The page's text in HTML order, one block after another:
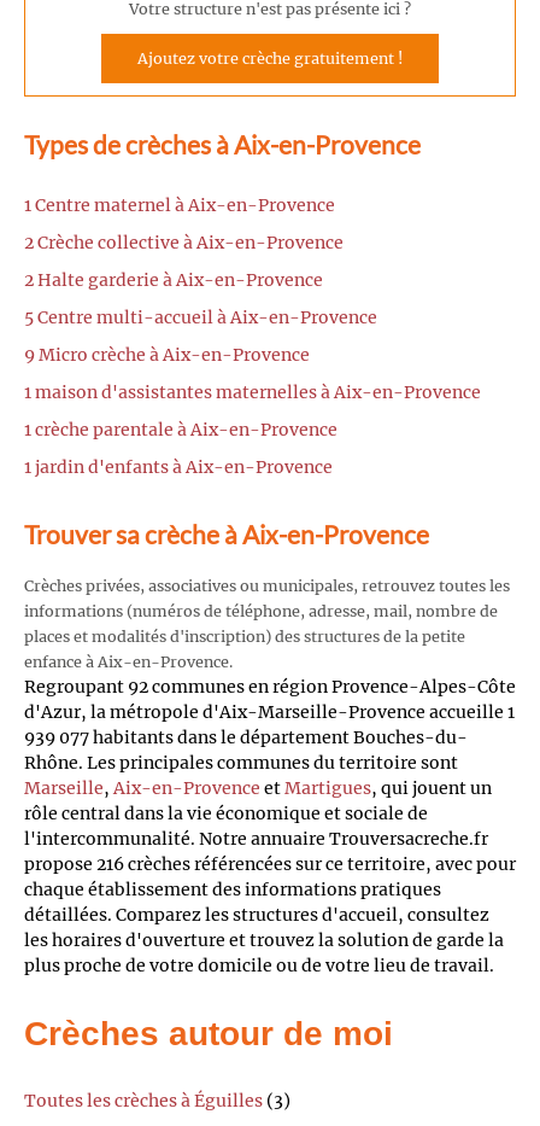
Votre structure n'est pas présente ici ?
Ajoutez votre crèche gratuitement !
Types de crèches à Aix-en-Provence
1 Centre maternel à Aix-en-Provence
2 Crèche collective à Aix-en-Provence
2 Halte garderie à Aix-en-Provence
5 Centre multi-accueil à Aix-en-Provence
9 Micro crèche à Aix-en-Provence
1 maison d'assistantes maternelles à Aix-en-Provence
1 crèche parentale à Aix-en-Provence
1 jardin d'enfants à Aix-en-Provence
Trouver sa crèche à Aix-en-Provence
Crèches privées, associatives ou municipales, retrouvez toutes les
informations (numéros de téléphone, adresse, mail, nombre de
places et modalités d'inscription) des structures de la petite
enfance à Aix-en-Provence.
Regroupant 92 communes en région Provence-Alpes-Côte
d'Azur, la métropole d'Aix-Marseille-Provence accueille 1
939 077 habitants dans le département Bouches-du-
Rhône. Les principales communes du territoire sont
Marseille, Aix-en-Provence etMartigues, qui jouent un
rôle central dans la vie économique et sociale de
l'intercommunalité. Notre annuaire Trouversacreche.fr
propose 216 crèches référencées sur ce territoire, avec pour
chaque établissement des informations pratiques
détaillées. Comparez les structures d'accueil, consultez
les horaires d'ouverture et trouvez la solution de garde la
plus proche de votre domicile ou de votre lieu de travail.
Crèches autour de moi
Toutes les crèches à Éguilles (3)